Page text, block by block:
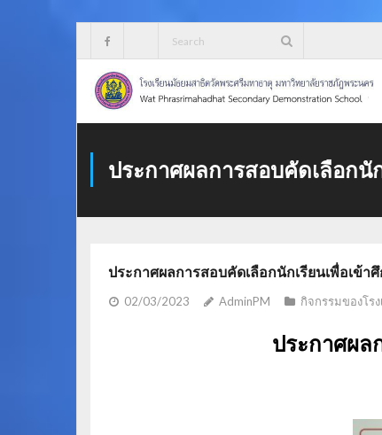
content
ประกาศผลการสอบคัดเลือกนั
ประกาศผลการสอบคัดเลือกนักเรียนเพื่อเข้
02/03/2023 AdminPM กิจกรรมของโร
ประกาศผล